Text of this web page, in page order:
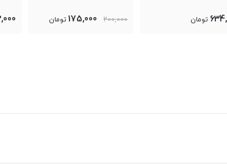
175,000
302,000 تومان